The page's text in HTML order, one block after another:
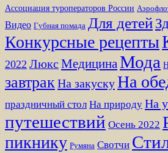
Ассоциация туроператоров России
Видео Губная помада Для детей
Конкурсные рецепты
2022 Люкс МедицинаМода
завтракНа закускуНа
праздничный стол На природу На
путешествий Осень 2022
пикнику Румяна Свотчи